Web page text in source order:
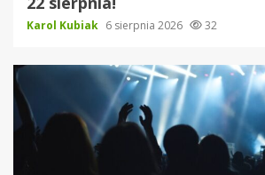
Karol Kubiak 6 sierpnia 2026 32